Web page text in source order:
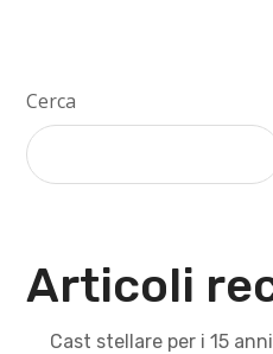
Cerca
Articoli
Cast stellare per i 15